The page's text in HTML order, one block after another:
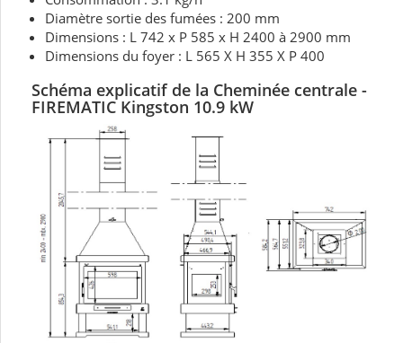
Diamètre sortie des fumées : 200 mm
Dimensions : L 742 x P 585 x H 2400 à 2900 mm
Dimensions du foyer : L 565 X H 355 X P 400
Schéma explicatif de la Cheminée centrale -
FIREMATIC Kingston 10.9 kW